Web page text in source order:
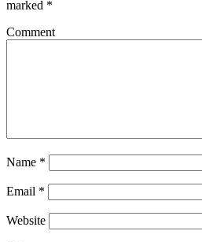
marked *
Comment
Name *
Email *
Website